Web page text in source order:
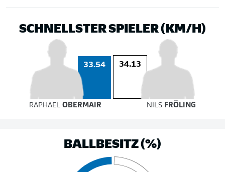
SCHNELLSTER SPIELER (KM/H)
33.54 34.13
RAPHAEL OBERMAIR NILS FRÖLING
BALLBESITZ (%)